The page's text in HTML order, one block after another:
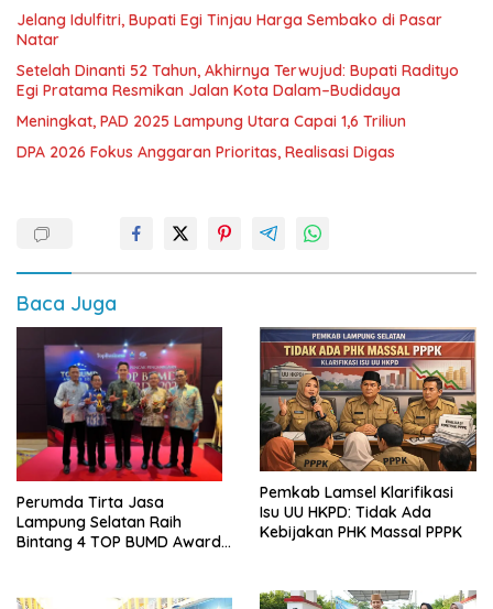
Jelang Idulfitri, Bupati Egi Tinjau Harga Sembako di Pasar
Natar
Setelah Dinanti 52 Tahun, Akhirnya Terwujud: Bupati Radityo
Egi Pratama Resmikan Jalan Kota Dalam–Budidaya
Meningkat, PAD 2025 Lampung Utara Capai 1,6 Triliun
DPA 2026 Fokus Anggaran Prioritas, Realisasi Digas
Baca Juga
Perumda Tirta Jasa
Lampung Selatan Raih
Bintang 4 TOP BUMD Awards
Pemkab Lamsel Klarifikasi
Isu UU HKPD: Tidak Ada
Kebijakan PHK Massal PPPK